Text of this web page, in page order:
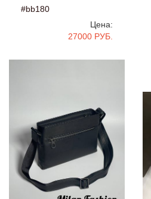
#bb180
Цена:
27000 РУБ.